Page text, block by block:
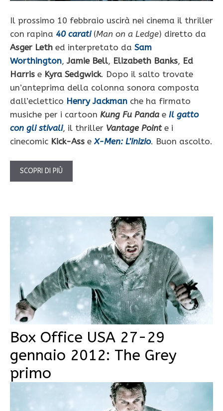
Il prossimo 10 febbraio uscirà nei cinema il thriller
con rapina 40 carati(Man on a Ledge) diretto da
Asger Leth ed interpretato da Sam
Worthington,Jamie Bell, Elizabeth Banks, Ed
Harris e Kyra Sedgwick. Dopo il salto trovate
un’anteprima della colonna sonora composta
dall’eclettico Henry Jackman che ha firmato
musiche per i cartoon Kung Fu Panda e Il gatto
con gli stivali, il thriller Vantage Point e i
cinecomic Kick-Ass e X-Men: L’inizio. Buon ascolto.
SCOPRI DI PIÙ
Box Office USA 27-29
gennaio 2012: The Grey
primo